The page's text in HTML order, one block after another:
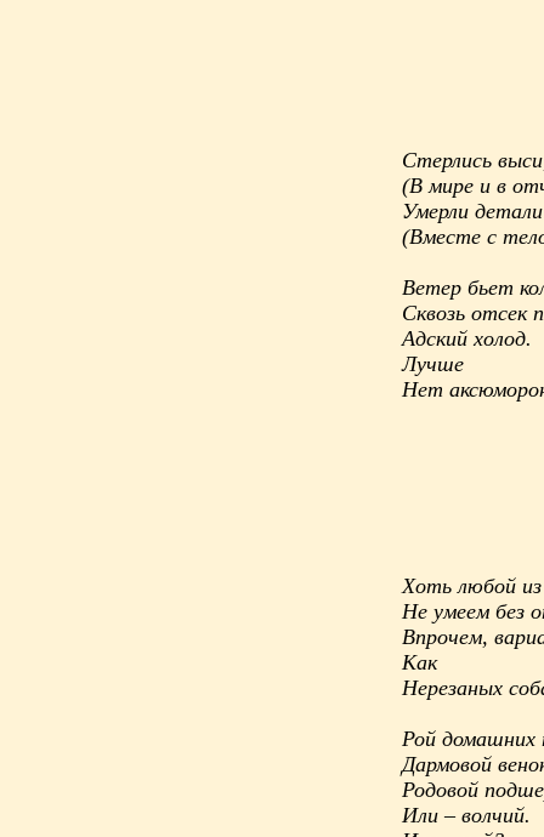
Стерлись
(В мире и в
Умерли детали
(Вместе с
Ветер бьет
Сквозь отсек
Адский холод.
Лучше
Нет
Хоть любой
Не умеем без
Впрочем,
Как
Нерезаных
Рой домашних
Дармовой
Родовой
Или – волчий.